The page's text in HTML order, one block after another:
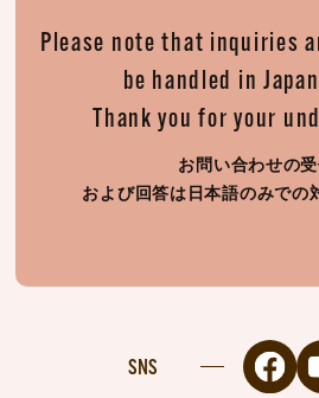
Please note that inquiries
be handled in
Thank you for your
お問い合わせの受
および回答は日本語のみでの
SNS